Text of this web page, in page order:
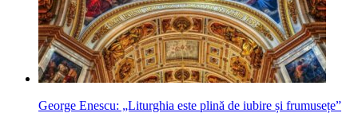
George Enescu: „Liturghia este plină de iubire și frumusețe”